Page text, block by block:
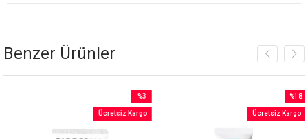
Benzer Ürünler
%3
İndirim
Ücretsiz Kargo
%18
İndirim
Ücretsiz Kargo